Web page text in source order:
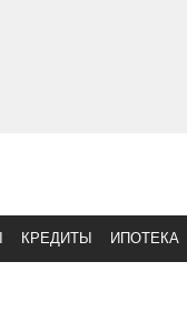
КРЕДИТЫ ИПОТЕКА